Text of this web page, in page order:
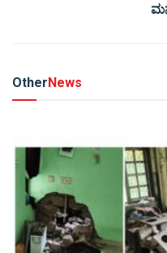
OtherNews